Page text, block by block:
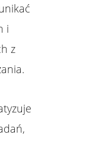
i
z